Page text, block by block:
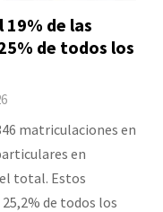
19% de las
de todos los
matriculaciones en
en
total. Estos
de todos los